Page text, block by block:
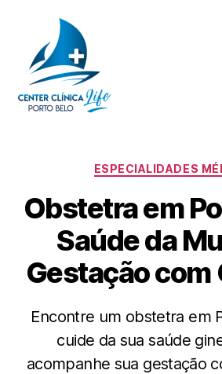
ESPECIALIDADES
Obstetra em
Saúde da
Gestação com
Encontre um obstetra em
cuide da sua saúde
acompanhe sua gestação